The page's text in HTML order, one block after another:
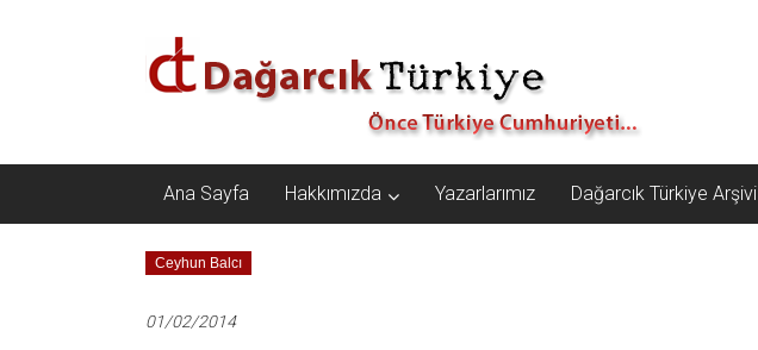
Dağarcık
Türkiye
Türkiye
Cumhuriyeti…
Ana Sayfa Hakkımızda Yazarlarımız Dağarcık Türkiye Arşivi
Ceyhun Balcı
01/02/2014